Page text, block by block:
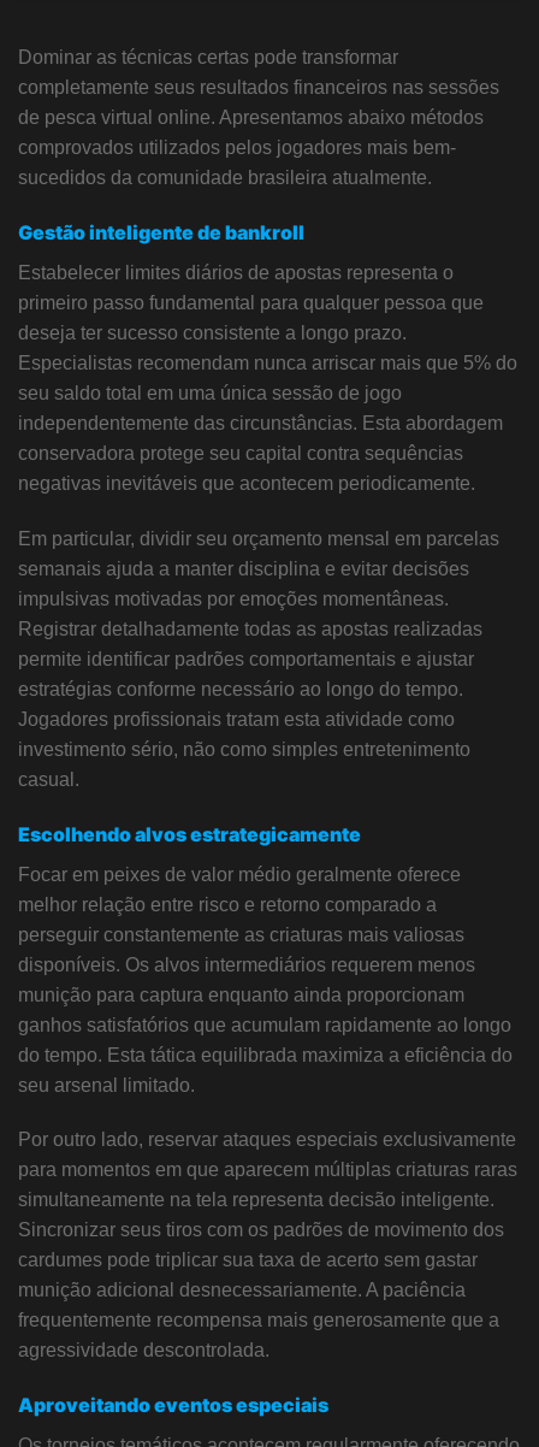
Dominar as técnicas certas pode transformar
completamente seus resultados financeiros nas sessões
de pesca virtual online. Apresentamos abaixo métodos
comprovados utilizados pelos jogadores mais bem-
sucedidos da comunidade brasileira atualmente.
Gestão inteligente de bankroll
Estabelecer limites diários de apostas representa o
primeiro passo fundamental para qualquer pessoa que
deseja ter sucesso consistente a longo prazo.
Especialistas recomendam nunca arriscar mais que 5% do
seu saldo total em uma única sessão de jogo
independentemente das circunstâncias. Esta abordagem
conservadora protege seu capital contra sequências
negativas inevitáveis que acontecem periodicamente.
Em particular, dividir seu orçamento mensal em parcelas
semanais ajuda a manter disciplina e evitar decisões
impulsivas motivadas por emoções momentâneas.
Registrar detalhadamente todas as apostas realizadas
permite identificar padrões comportamentais e ajustar
estratégias conforme necessário ao longo do tempo.
Jogadores profissionais tratam esta atividade como
investimento sério, não como simples entretenimento
casual.
Escolhendo alvos estrategicamente
Focar em peixes de valor médio geralmente oferece
melhor relação entre risco e retorno comparado a
perseguir constantemente as criaturas mais valiosas
disponíveis. Os alvos intermediários requerem menos
munição para captura enquanto ainda proporcionam
ganhos satisfatórios que acumulam rapidamente ao longo
do tempo. Esta tática equilibrada maximiza a eficiência do
seu arsenal limitado.
Por outro lado, reservar ataques especiais exclusivamente
para momentos em que aparecem múltiplas criaturas raras
simultaneamente na tela representa decisão inteligente.
Sincronizar seus tiros com os padrões de movimento dos
cardumes pode triplicar sua taxa de acerto sem gastar
munição adicional desnecessariamente. A paciência
frequentemente recompensa mais generosamente que a
agressividade descontrolada.
Aproveitando eventos especiais